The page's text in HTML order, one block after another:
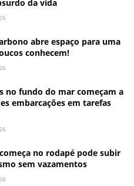
da vida
abre espaço para uma
conhecem!
no fundo do mar começam a
embarcações em tarefas
no rodapé pode subir
sem vazamentos